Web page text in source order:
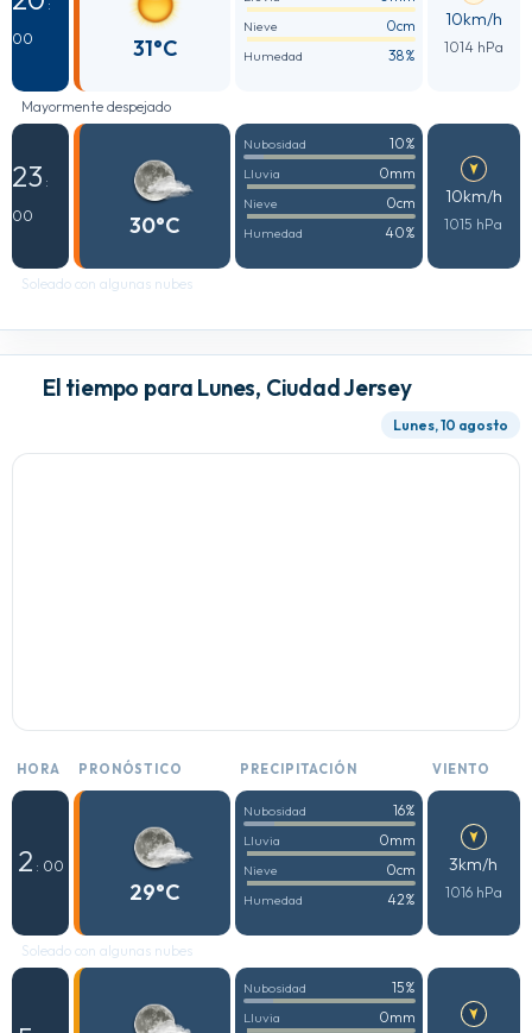
:
00
31°C
Nieve 0cm
Humedad 38%
10km/h
1014 hPa
Mayormente despejado
23 :
00
30°C
Nubosidad 10%
Lluvia 0mm
Nieve 0cm
Humedad 40%
10km/h
1015 hPa
Soleado con algunas nubes
El tiempo para Lunes, Ciudad Jersey
Lunes, 10 agosto
HORA PRONÓSTICO PRECIPITACIÓN VIENTO
2 : 00
29°C
Nubosidad 16%
Lluvia 0mm
Nieve 0cm
Humedad 42%
3km/h
1016 hPa
Soleado con algunas nubes
Nubosidad 15%
Lluvia 0mm